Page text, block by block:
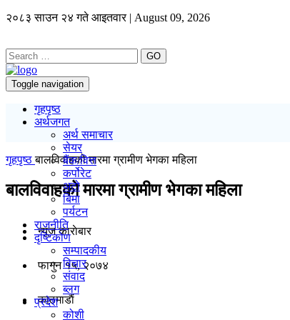
२०८३ साउन २४ गते आइतवार | August 09, 2026
GO
Toggle navigation
गृहपृष्ठ
अर्थजगत
अर्थ समाचार
सेयर
बैंक/वित्त
कर्पोरेट
अटो
बिमा
पर्यटन
राजनीति
दृष्टिकोण
सम्पादकीय
विचार
संवाद
ब्लग
प्रदेश
कोशी
गृहपृष्ठबालविवाहको मारमा ग्रामीण भेगका महिला
बालविवाहको मारमा ग्रामीण भेगका महिला
न्यूज काराेबार
फागुन १५, २०७४
काठमाडाैं